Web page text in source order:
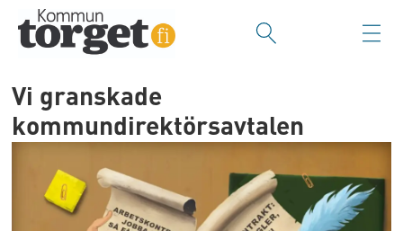
Vi granskade
kommundirektörsavtalen